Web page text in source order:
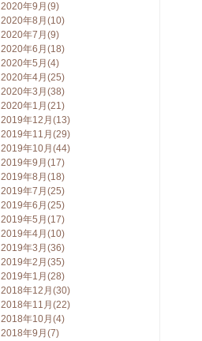
2020年9月(9)
2020年8月(10)
2020年7月(9)
2020年6月(18)
2020年5月(4)
2020年4月(25)
2020年3月(38)
2020年1月(21)
2019年12月(13)
2019年11月(29)
2019年10月(44)
2019年9月(17)
2019年8月(18)
2019年7月(25)
2019年6月(25)
2019年5月(17)
2019年4月(10)
2019年3月(36)
2019年2月(35)
2019年1月(28)
2018年12月(30)
2018年11月(22)
2018年10月(4)
2018年9月(7)